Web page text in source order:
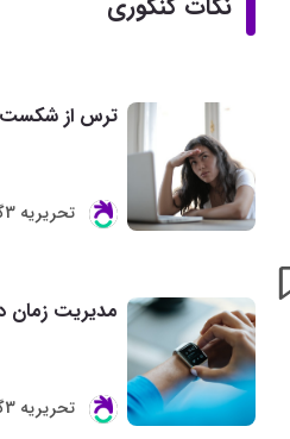
ترس از شکست
تحريريه 3گام
مدیریت زمان
تحريريه 3گام